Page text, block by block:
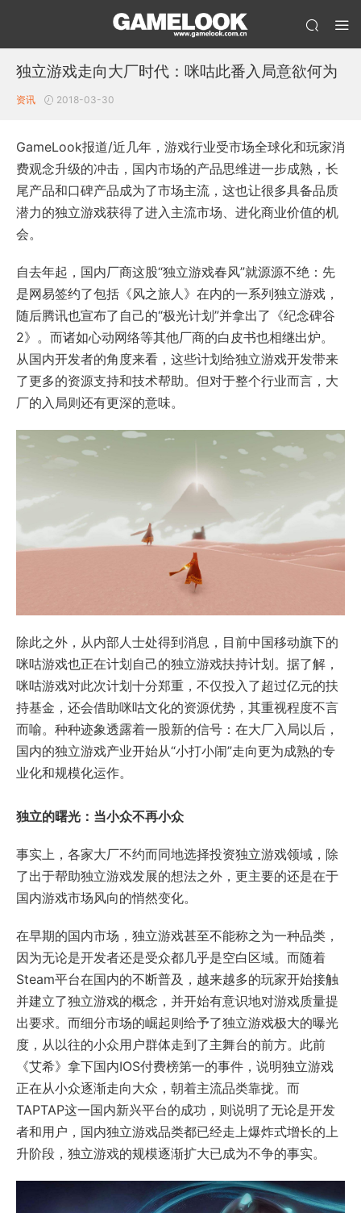
独立游戏走向大厂时代：咪咕此番入局意欲何为
资讯 2018-03-30
GameLook报道/近几年，游戏行业受市场全球化和玩家消
费观念升级的冲击，国内市场的产品思维进一步成熟，长
尾产品和口碑产品成为了市场主流，这也让很多具备品质
潜力的独立游戏获得了进入主流市场、进化商业价值的机
会。
自去年起，国内厂商这股“独立游戏春风”就源源不绝：先
是网易签约了包括《风之旅人》在内的一系列独立游戏，
随后腾讯也宣布了自己的“极光计划”并拿出了《纪念碑谷
2》。而诸如心动网络等其他厂商的白皮书也相继出炉。
从国内开发者的角度来看，这些计划给独立游戏开发带来
了更多的资源支持和技术帮助。但对于整个行业而言，大
厂的入局则还有更深的意味。
除此之外，从内部人士处得到消息，目前中国移动旗下的
咪咕游戏也正在计划自己的独立游戏扶持计划。据了解，
咪咕游戏对此次计划十分郑重，不仅投入了超过亿元的扶
持基金，还会借助咪咕文化的资源优势，其重视程度不言
而喻。种种迹象透露着一股新的信号：在大厂入局以后，
国内的独立游戏产业开始从“小打小闹”走向更为成熟的专
业化和规模化运作。
独立的曙光：当小众不再小众
事实上，各家大厂不约而同地选择投资独立游戏领域，除
了出于帮助独立游戏发展的想法之外，更主要的还是在于
国内游戏市场风向的悄然变化。
在早期的国内市场，独立游戏甚至不能称之为一种品类，
因为无论是开发者还是受众都几乎是空白区域。而随着
Steam平台在国内的不断普及，越来越多的玩家开始接触
并建立了独立游戏的概念，并开始有意识地对游戏质量提
出要求。而细分市场的崛起则给予了独立游戏极大的曝光
度，从以往的小众用户群体走到了主舞台的前方。此前
《艾希》拿下国内IOS付费榜第一的事件，说明独立游戏
正在从小众逐渐走向大众，朝着主流品类靠拢。而
TAPTAP这一国内新兴平台的成功，则说明了无论是开发
者和用户，国内独立游戏品类都已经走上爆炸式增长的上
升阶段，独立游戏的规模逐渐扩大已成为不争的事实。